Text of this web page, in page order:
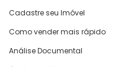
Cadastre seu Imóvel
Como vender mais rápido
Análise Documental